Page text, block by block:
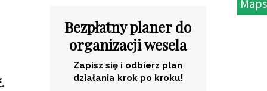
Bezpłatny planer do
organizacji wesela
Zapisz się i odbierz plan
działania krok po kroku!